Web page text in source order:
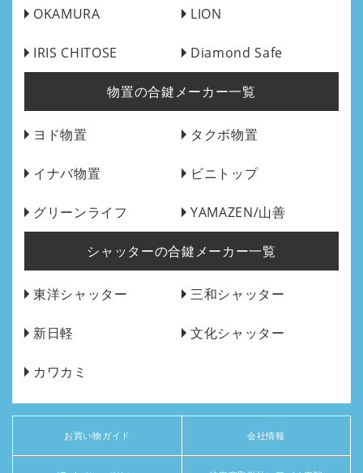
OKAMURA LION
IRIS CHITOSE Diamond Safe
物置の合鍵メーカー一覧
ヨド物置 タクボ物置
イナバ物置 ビニトップ
グリーンライフ YAMAZEN/山善
シャッターの合鍵メーカー一覧
東洋シャッター 三和シャッター
新日軽 文化シャッター
カワカミ
お買い物ガイド 会社情報